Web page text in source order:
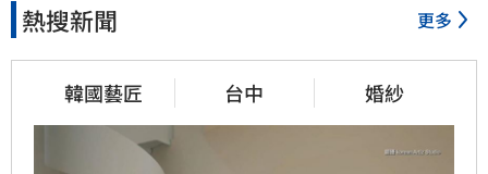
熱搜新聞 更多
韓國藝匠 台中 婚紗